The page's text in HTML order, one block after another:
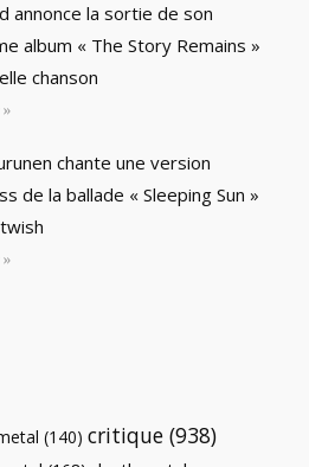
annonce la sortie de son
album « The Story Remains »
chanson
»
chante une version
de la ballade « Sleeping Sun »
»
(140) critique (938)